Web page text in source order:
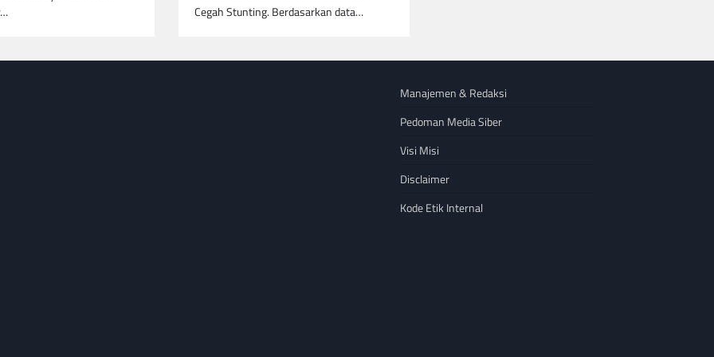
Cegah Stunting. Berdasarkan data…
Manajemen & Redaksi
Pedoman Media Siber
Visi Misi
Disclaimer
Kode Etik Internal